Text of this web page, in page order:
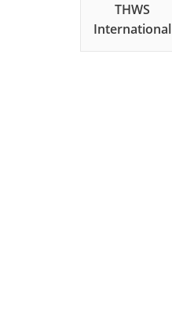
THWS
International